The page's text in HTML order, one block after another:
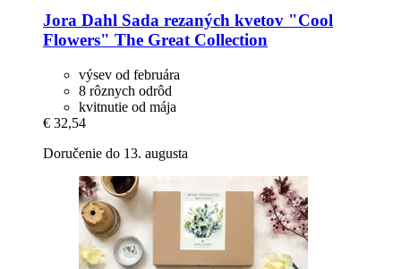
Jora Dahl Sada rezaných kvetov "Cool
Flowers" The Great Collection
výsev od februára
8 rôznych odrôd
kvitnutie od mája
€ 32,54
Doručenie do 13. augusta